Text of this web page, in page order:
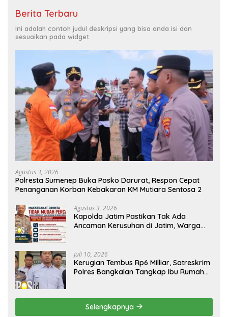
Berita Terbaru
Ini adalah contoh judul deskripsi yang bisa anda isi dan
sesuaikan pada widget
Agustus 3, 2026
Polresta Sumenep Buka Posko Darurat, Respon Cepat
Penanganan Korban Kebakaran KM Mutiara Sentosa 2
Agustus 3, 2026
Kapolda Jatim Pastikan Tak Ada
Ancaman Kerusuhan di Jatim, Warga
Juli 10, 2026
Kerugian Tembus Rp6 Milliar, Satreskrim
Polres Bangkalan Tangkap Ibu Rumah
Selengkapnya